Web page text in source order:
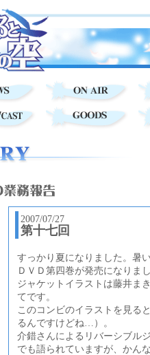
2007/07/27
第十七回
すっかり夏になりました。暑
ＤＶＤ第四巻が発売になりま
ジャケットイラストは藤井ま
てです。
このコンビのイラストを見る
るんですけどね…）。
介錯さんによるリバーシブ
でも語られていますが、かん